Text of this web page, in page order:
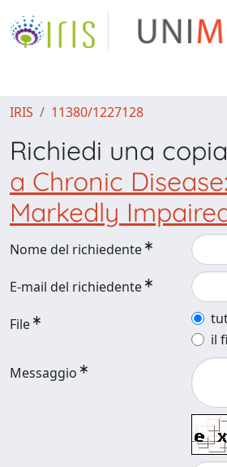
IRIS 11380/1227128
Richiedi una
a Chronic
Markedly
Nome del richiedente
E-mail del richiedente
File
il
Messaggio